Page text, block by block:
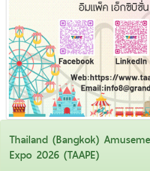
Thailand (Bangkok)
Expo 2026 (TAAPE)